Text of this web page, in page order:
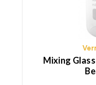
Mixing